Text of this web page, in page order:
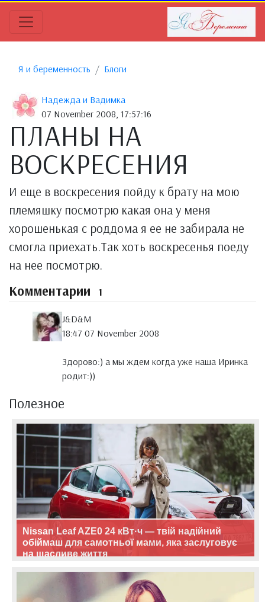
Я и беременность Блоги
Надежда и Вадимка
07 November 2008, 17:57:16
ПЛАНЫ НА
ВОСКРЕСЕНИЯ
И еще в воскресения пойду к брату на мою
племяшку посмотрю какая она у меня
хорошенькая с роддома я ее не забирала не
смогла приехать.Так хоть воскресенья поеду
на нее посмотрю.
Комментарии 1
J&D&M
18:47 07 November 2008
Здорово:) а мы ждем когда уже наша Иринка
родит:))
Полезное
Nissan Leaf AZE0 24 кВт·ч — твій надійний
обіймаш для самотньої мами, яка заслуговує
на щасливе життя